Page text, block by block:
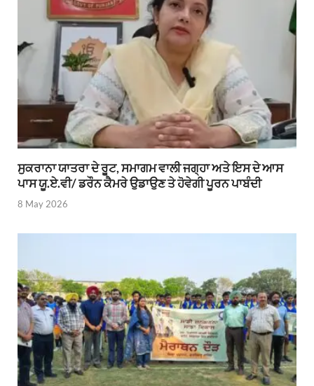
ਸੁਕਰਾਨਾ ਯਾਤਰਾ ਦੇ ਰੂਟ, ਸਮਾਗਮ ਵਾਲੀ ਜਗ੍ਹਾ ਅਤੇ ਇਸ ਦੇ ਆਸ
ਪਾਸ ਯੂ.ਏ.ਵੀ/ ਡਰੌਨ ਕੈਮਰੇ ਉਡਾਉਣ ਤੇ ਹੋਵੇਗੀ ਪੂਰਨ ਪਾਬੰਦੀ
8 May 2026